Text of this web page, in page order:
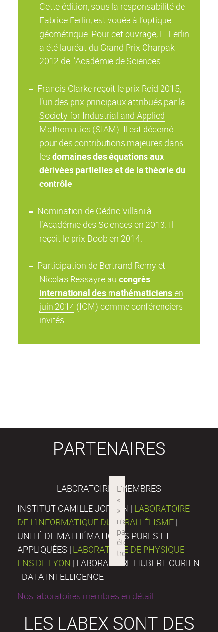
Cette édition, sous la responsabilité de
Fabrice Ferlin, est vouée à l’optique
géométrique. Pour cet ouvrage, F. Ferlin
a été lauréat du Grand Prix Charpak
2012 de l’Académie de Sciences.
Francis Clarke reçoit le prix Reid 2015,
l’un des prix principaux attribués par la
Society for Industrial and Applied
Mathematics (SIAM). Il est décerné
pour des contributions majeures dans
les domaines des équations aux
dérivées partielles et de la théorie du
contrôle.
Nomination de Cédric Villani à
l’Académie des Sciences en 2013. Il
reçoit le prix Doob en 2014.
Participation de Bertrand Remy et
Nicolas Ressayre au congrès
international des mathématiciensen
juin 2014 (ICM) comme conférenciers
invités.
PARTENAIRES
LABORATOIRES MEMBRES
INSTITUT CAMILLE JORDAN | LABORATOIRE
DE L’INFORMATIQUE DU PARALLÉLISME |
UNITÉ DE MATHÉMATIQUES PURES ET
APPLIQUÉES | LABORATOIRE DE PHYSIQUE
ENS DE LYON | LABORATOIRE HUBERT CURIEN
- DATA INTELLIGENCE
Nos laboratoires membres en détail
LES LABEX SONT DES